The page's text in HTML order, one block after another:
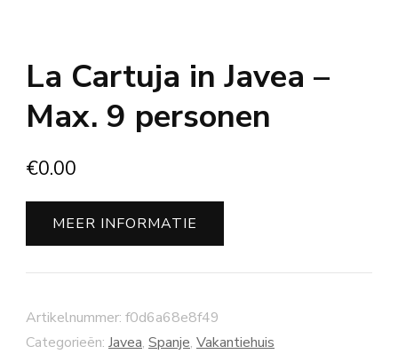
La Cartuja in Javea –
Max. 9 personen
€0.00
MEER INFORMATIE
Artikelnummer: f0d6a68e8f49
Categorieën: Javea, Spanje, Vakantiehuis